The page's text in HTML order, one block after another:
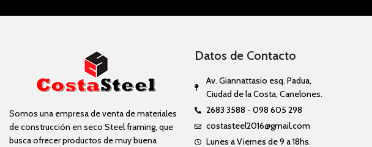
Somos una empresa de venta de materiales
de construcción en seco Steel framing, que
busca ofrecer productos de muy buena
Datos de Contacto
Av. Giannattasio esq. Padua,
Ciudad de la Costa, Canelones.
2683 3588 - 098 605 298
costasteel2016@gmail.com
Lunes a Viernes de 9 a 18hs.